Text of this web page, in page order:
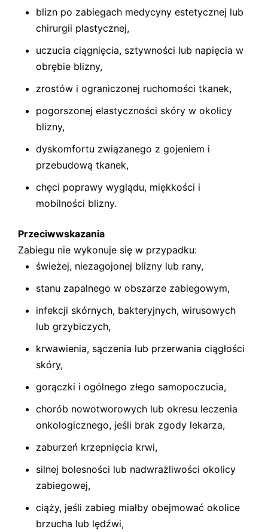
blizn po zabiegach medycyny estetycznej lub
chirurgii plastycznej,
uczucia ciągnięcia, sztywności lub napięcia w
obrębie blizny,
zrostów i ograniczonej ruchomości tkanek,
pogorszonej elastyczności skóry w okolicy
blizny,
dyskomfortu związanego z gojeniem i
przebudową tkanek,
chęci poprawy wyglądu, miękkości i
mobilności blizny.
Przeciwwskazania
Zabiegu nie wykonuje się w przypadku:
świeżej, niezagojonej blizny lub rany,
stanu zapalnego w obszarze zabiegowym,
infekcji skórnych, bakteryjnych, wirusowych
lub grzybiczych,
krwawienia, sączenia lub przerwania ciągłości
skóry,
gorączki i ogólnego złego samopoczucia,
chorób nowotworowych lub okresu leczenia
onkologicznego, jeśli brak zgody lekarza,
zaburzeń krzepnięcia krwi,
silnej bolesności lub nadwrażliwości okolicy
zabiegowej,
ciąży, jeśli zabieg miałby obejmować okolice
brzucha lub lędźwi,